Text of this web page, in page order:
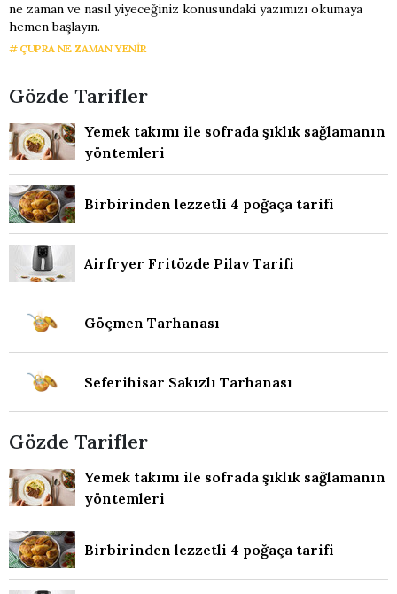
ne zaman ve nasıl yiyeceğiniz konusundaki yazımızı okumaya
hemen başlayın.
ÇUPRA NE ZAMAN YENIR
Gözde Tarifler
Yemek takımı ile sofrada şıklık sağlamanın
yöntemleri
Birbirinden lezzetli 4 poğaça tarifi
Airfryer Fritözde Pilav Tarifi
Göçmen Tarhanası
Seferihisar Sakızlı Tarhanası
Gözde Tarifler
Yemek takımı ile sofrada şıklık sağlamanın
yöntemleri
Birbirinden lezzetli 4 poğaça tarifi